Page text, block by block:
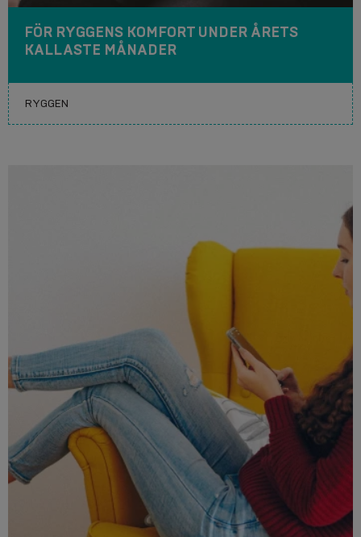
FÖR RYGGENS KOMFORT UNDER ÅRETS
KALLASTE MÅNADER